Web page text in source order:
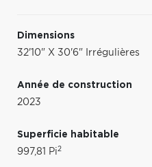
Dimensions
32'10" X 30'6" Irrégulières
Année de construction
2023
Superficie habitable
997,81 Pi2